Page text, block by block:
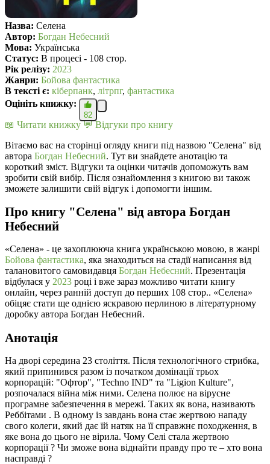
Назва: Селена
Автор: Богдан Небесний
Мова: Українська
Статус: В процесі - 108 стор.
Рік релізу: 2023
Жанри: Бойова фантастика
В текcті є: кіберпанк, літрпг, фантастика
Оцініть книжку:
82
📖 Читати книжку 💬 Відгуки про книгу
Вітаємо вас на сторінці огляду книги під назвою "Селена" від
автора Богдан Небесний. Тут ви знайдете анотацію та
короткий зміст. Відгуки та оцінки читачів допоможуть вам
зробити свій вибір. Після ознайомлення з книгою ви також
зможете залишити свій відгук і допомогти іншим.
Про книгу "Селена" від автора Богдан
Небесний
«Селена» - це захоплююча книга українською мовою, в жанрі
Бойова фантастика, яка знаходиться на стадії написання від
талановитого самовидавця Богдан Небесний. Презентація
відбулася у 2023 році і вже зараз можливо читати книгу
онлайн, через ранній доступ до перших 108 стор.. «Селена»
обіцяє стати ще однією яскравою перлиною в літературному
доробку автора Богдан Небесний.
Анотація
На дворі середина 23 століття. Після технологічного стрибка,
який припинився разом із початком домінації трьох
корпорацій: "Офтор", "Techno IND" та "Ligion Kulture",
розпочалася війна між ними. Селена полює на вірусне
програмне забезпечення в мережі. Таких як вона, називають
Реббітами . В одному із завдань вона стає жертвою нападу
свого колеги, який дає їй натяк на її справжнє походження, в
яке вона до цього не вірила. Чому Селі стала жертвою
корпорації ? Чи зможе вона віднайти правду про те – хто вона
насправді ?